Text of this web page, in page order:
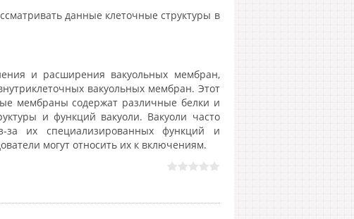
данные клеточные структуры в
и расширения вакуольных мембран,
вакуольных мембран. Этот
мембраны содержат различные белки и
и функций вакуоли. Вакуоли часто
за их специализированных функций и
могут относить их к включениям.